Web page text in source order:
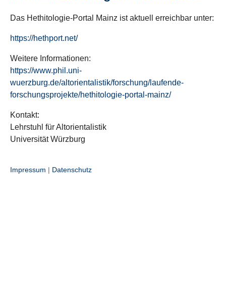
Das Hethitologie-Portal Mainz ist aktuell erreichbar unter:
https://hethport.net/
Weitere Informationen:
https://www.phil.uni-
wuerzburg.de/altorientalistik/forschung/laufende-
forschungsprojekte/hethitologie-portal-mainz/
Kontakt:
Lehrstuhl für Altorientalistik
Universität Würzburg
Impressum | Datenschutz